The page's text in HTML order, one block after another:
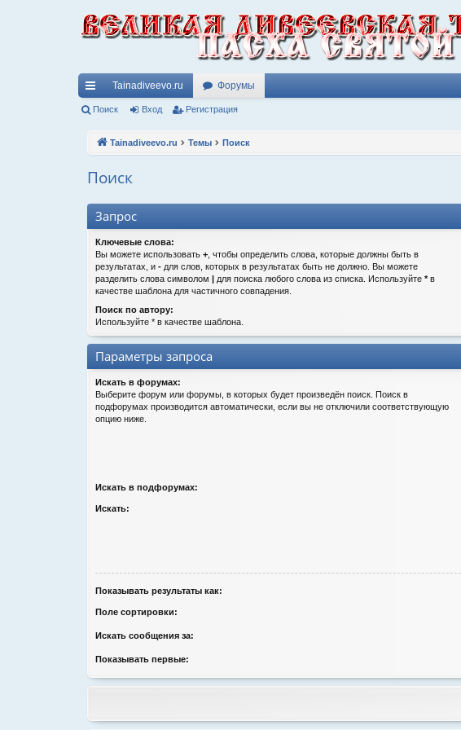
с
и
Tainadiveevo.ru Форумы
Поиск Вход Регистрация
Tainadiveevo.ru Темы Поиск
Поиск
Запрос
Ключевые слова:
Вы можете использовать + , чтобы определить слова, которые должны быть в
результатах, и - для слов, которых в результатах быть не должно. Вы можете
разделить слова символом | для поиска любого слова из списка. Используйте *в
качестве шаблона для частичного совпадения.
Поиск по автору:
Используйте * в качестве шаблона.
Параметры запроса
Искать в форумах:
Выберите форум или форумы, в которых будет произведён поиск. Поиск в
подфорумах производится автоматически, если вы не отключили соответствующую
опцию ниже.
Искать в подфорумах:
Искать:
Показывать результаты как:
Поле сортировки:
Искать сообщения за:
Показывать первые: